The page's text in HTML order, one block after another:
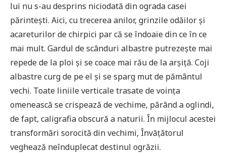
lui nu s-au desprins niciodată din ograda casei
părintești. Aici, cu trecerea anilor, grinzile odăilor și
acareturilor de chirpici par că se îndoaie din ce în ce
mai mult. Gardul de scânduri albastre putrezește mai
repede de la ploi și se coace mai rău de la arșiță. Coji
albastre curg de pe el și se sparg mut de pământul
vechi. Toate liniile verticale trasate de voința
omenească se crispează de vechime, părând a oglindi,
de fapt, caligrafia obscură a naturii. În mijlocul acestei
transformări sorocită din vechimi, Învățătorul
veghează neînduplecat destinul ogrăzii.